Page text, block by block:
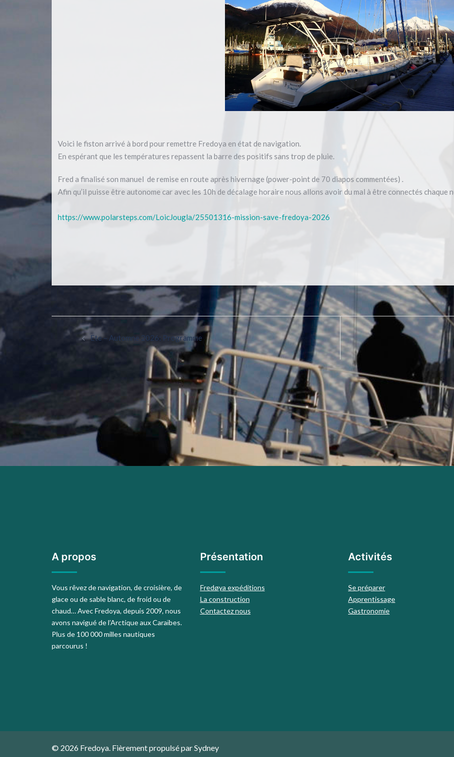
Voici le fiston arrivé à bord pour remettre Fredoya en état de navigation.
En espérant que les températures repassent la barre des positifs sans trop de pluie.
Fred a finalisé son manuel de remise en route après hivernage (power-point de 70 diapos commentées) .
Afin qu’il puisse être autonome car avec les 10h de décalage horaire nous allons avoir du mal à être connectés chaque
https://www.polarsteps.com/LoicJougla/25501316-mission-save-fredoya-2026
Ete – Automne 2026: Programme
A propos
Vous rêvez de navigation, de croisière, de
glace ou de sable blanc, de froid ou de
chaud… Avec Fredoya, depuis 2009, nous
avons navigué de l’Arctique aux Caraïbes.
Plus de 100 000 milles nautiques
parcourus !
Présentation
Fredøya expéditions
La construction
Contactez nous
Activités
Se préparer
Apprentissage
Gastronomie
© 2026 Fredoya. Fièrement propulsé parSydney